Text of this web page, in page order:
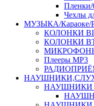
Пленки/
Чехлы
МУЗЫКА/Караоке/
КОЛОНКИ
КОЛОНКИ
Плееры MP3
НАУШНИКИ